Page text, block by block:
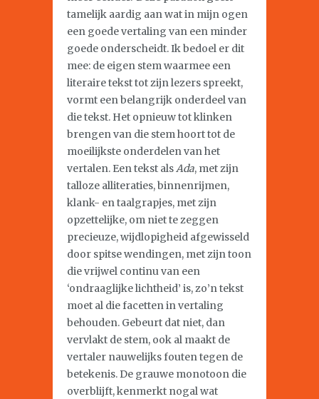
tamelijk aardig aan wat in mijn ogen
een goede vertaling van een minder
goede onderscheidt. Ik bedoel er dit
mee: de eigen stem waarmee een
literaire tekst tot zijn lezers spreekt,
vormt een belangrijk onderdeel van
die tekst. Het opnieuw tot klinken
brengen van die stem hoort tot de
moeilijkste onderdelen van het
vertalen. Een tekst alsAda, met zijn
talloze alliteraties, binnenrijmen,
klank- en taalgrapjes, met zijn
opzettelijke, om niet te zeggen
precieuze, wijdlopigheid afgewisseld
door spitse wendingen, met zijn toon
die vrijwel continu van een
‘ondraaglijke lichtheid’ is, zo’n tekst
moet al die facetten in vertaling
behouden. Gebeurt dat niet, dan
vervlakt de stem, ook al maakt de
vertaler nauwelijks fouten tegen de
betekenis. De grauwe monotoon die
overblijft, kenmerkt nogal wat